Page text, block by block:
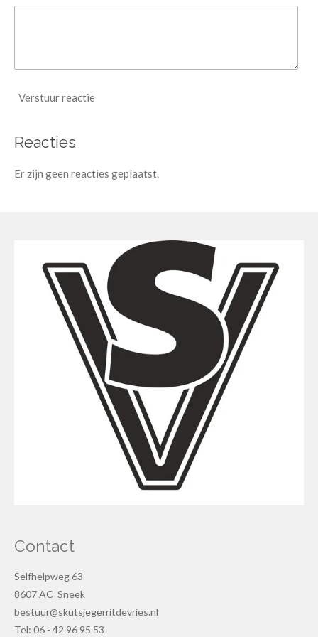
Verstuur reactie
Reacties
Er zijn geen reacties geplaatst.
Contact
Selfhelpweg 63
8607 AC Sneek
bestuur@skutsjegerritdevries.nl
Tel: 06 - 42 96 95 53